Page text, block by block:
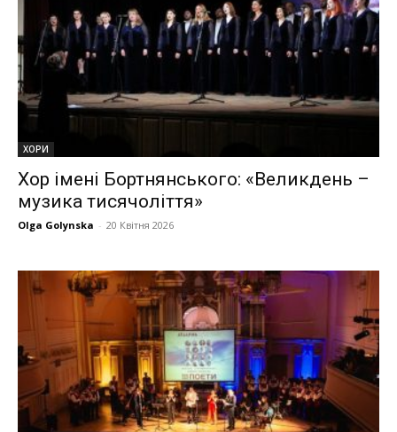
ХОРИ
Хор імені Бортнянського: «Великдень –
музика тисячоліття»
Olga Golynska - 20 Квітня 2026